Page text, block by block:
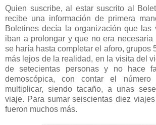
Quien suscribe, al estar suscrito al
recibe una información de primera
Boletines decía la organización que las
iban a prolongar y que no era
se haría hasta completar el aforo, grupos
más lejos de la realidad, en la visita del
de setecientas personas y no hace
demoscópica, con contar el
multiplicar, siendo tacaño, a unas
viaje. Para sumar seiscientas diez
fueron muchos más.